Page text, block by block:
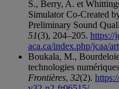
S., Berry, A. et
Simulator Co-Created
Preliminary Sound
51(3), 204–205. https://
aca.ca/index.php/jcaa/
Boukala, M.,
technologies
Frontières, 32(2).